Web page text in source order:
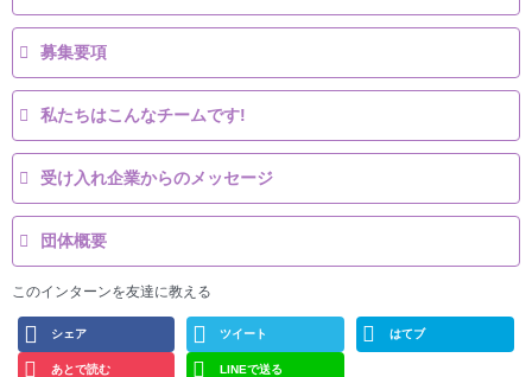
募集要項
私たちはこんなチームです!
受け入れ企業からのメッセージ
団体概要
このインターンを友達に教える
シェア ツイート はてブ
あとで読む LINEで送る